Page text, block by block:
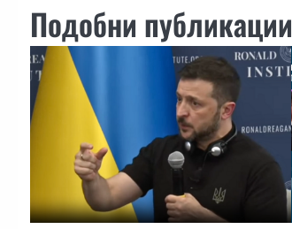
Подобни публикации